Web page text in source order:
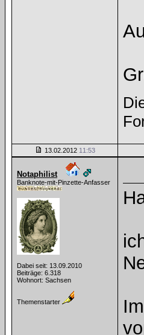
13.02.2012 11:53
Notaphilist
Banknote-mit-Pinzette-Anfasser
Dabei seit: 13.09.2010
Beiträge: 6.318
Wohnort: Sachsen
Themenstarter